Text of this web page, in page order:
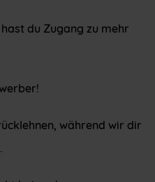
du Zugang zu mehr
während wir dir